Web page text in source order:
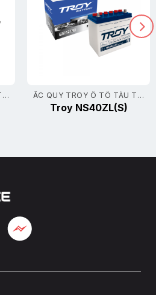
ẮC QUY TROY Ô TÔ TÀU THUYỀN ẮC QUY TROY Ô TÔ TÀU THUYỀN
Troy NS40ZL(S)